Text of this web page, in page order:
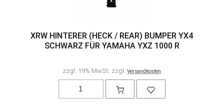
XRW HINTERER (HECK / REAR) BUMPER YX4
SCHWARZ FÜR YAMAHA YXZ 1000 R
zzgl. 19% MwSt. zzgl.Versandkosten